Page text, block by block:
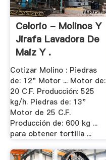
Celorio - Molinos Y
Jirafa Lavadora De
Maiz Y .
Cotizar Molino : Piedras
de: 12" Motor ... Motor de:
20 C.F. Producción: 525
kg/h. Piedras de: 13"
Motor de 25 C.F.
Producción de: 600 kg ...
para obtener tortilla ...